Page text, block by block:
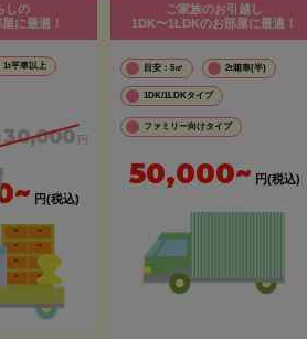
しの
に最適！
1t平車以上
30,000 円
円(税込)
ご家族のお引越し
1DK〜1LDKのお部屋に最適！
目安：5㎡ 2t箱車(半)
1DK/1LDKタイプ
ファミリー向けタイプ
50,000~ 円(税込)